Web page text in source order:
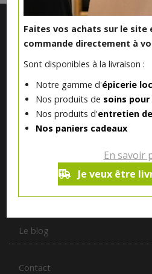
Faites vos achats sur le site
commande directement à
Sont disponibles à la livraison :
Notre gamme d'épicerie
Nos produits de soins pour
Nos produits d'entretien
Nos paniers cadeaux
En savoir
Je veux être
Notre magasin situé à
vous servir du petit déjeuner au
Qui sommes nous ?
Le blog
Contact